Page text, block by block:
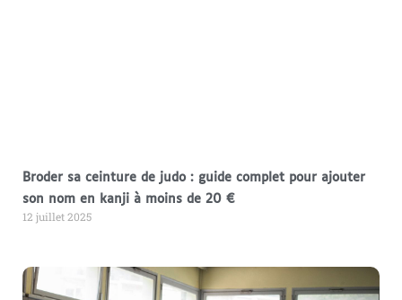
Broder sa ceinture de judo : guide complet pour ajouter
son nom en kanji à moins de 20 €
12 juillet 2025